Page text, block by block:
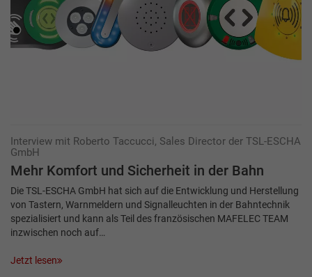
Interview mit Roberto Taccucci, Sales Director der TSL-ESCHA
GmbH
Mehr Komfort und Sicherheit in der Bahn
Die TSL-ESCHA GmbH hat sich auf die Entwicklung und Herstellung
von Tastern, Warnmeldern und Signalleuchten in der Bahntechnik
spezialisiert und kann als Teil des französischen MAFELEC TEAM
inzwischen noch auf…
Jetzt lesen